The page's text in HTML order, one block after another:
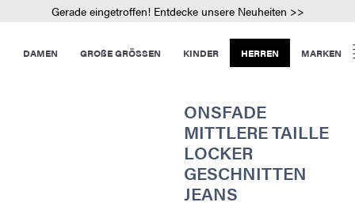
Gerade eingetroffen! Entdecke unsere Neuheiten >>
DAMEN GROßE GRÖSSEN KINDER HERREN MARKEN
ONSFADE
MITTLERE TAILLE
LOCKER
GESCHNITTEN
JEANS